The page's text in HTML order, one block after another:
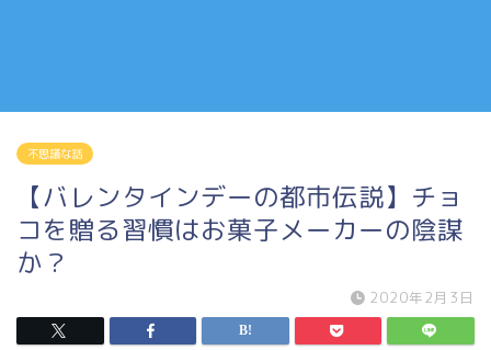
不思議な話
【バレンタインデーの都市伝説】チョ
コを贈る習慣はお菓子メーカーの陰謀
か？
2020年2月3日